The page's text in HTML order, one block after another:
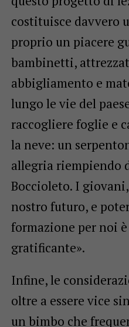
costituisce davvero
proprio un piacere
bambinetti,
abbigliamento e
lungo le vie del
raccogliere foglie e
la neve: un
allegria riempiendo
Boccioleto. I
nostro futuro, e
formazione per noi
gratificante».
Infine, le
oltre a essere vice
un bimbo che